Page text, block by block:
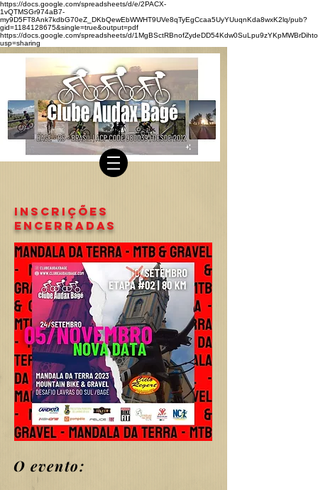
https://docs.google.com/spreadsheets/d/e/2PACX-
1vQTMSGr974aB7-
my9D5FT8Ank7kdbG70eZ_DKbQewEbWWHT9UVe8qTyEgCcaa5UyYUuqnKda8wxK2lq/pub?
gid=1184128675&single=true&output=pdf
https://docs.google.com/spreadsheets/d/
usp=sharing
INSCRIÇÕES
ENCERRADAS
O evento: